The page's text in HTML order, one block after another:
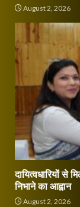
August 2, 2026
दायित्वधारियों से
निभाने का आह्वान
August 2, 2026